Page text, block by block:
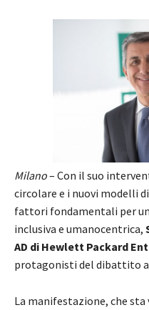
Milano– Con il suo
circolare e i nuovi modelli
fattori fondamentali per
inclusiva e umanocentrica,
AD di Hewlett Packard
protagonisti del dibattito
La manifestazione, che